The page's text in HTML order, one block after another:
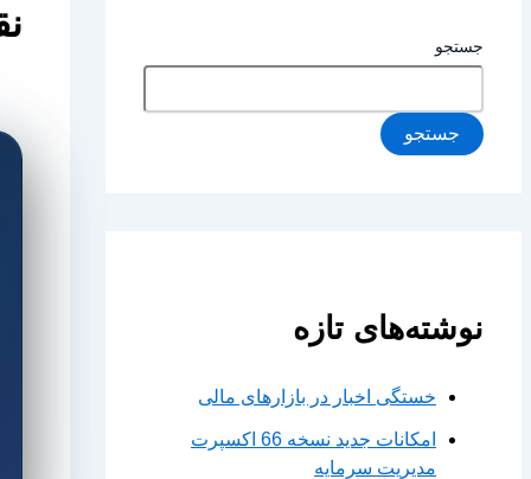
جستجو
جستجو
نوشته‌های تازه
خستگی اخبار در بازارهای مالی
امکانات جدید نسخه 66 اکسپرت
مدیریت سرمایه